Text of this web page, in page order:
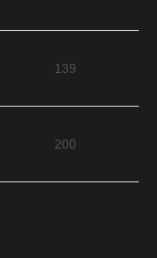
139
200